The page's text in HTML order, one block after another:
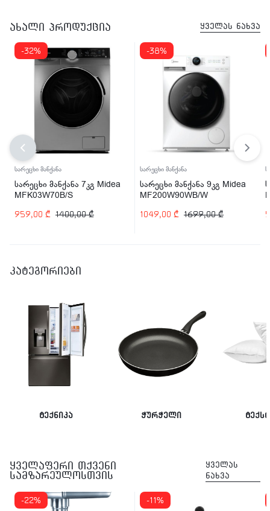
ახალი პროდუქცია ყველას ნახვა
-32%
სარეცხი მანქანა
სარეცხი მანქანა 7კგ Midea
MFK03W70B/S
1400,00₾
959,00 ₾
-38%
სარეცხი მანქანა
სარეცხი მანქანა 9კგ Midea
MF200W90WB/W
1699,00₾
1049,00 ₾
კატეგორიები
ტექნიკა ჭურჭელი
ყველაფერი თქვენი
სამზარეულოსთვის
ყველას
ნახვა
-22% -11%